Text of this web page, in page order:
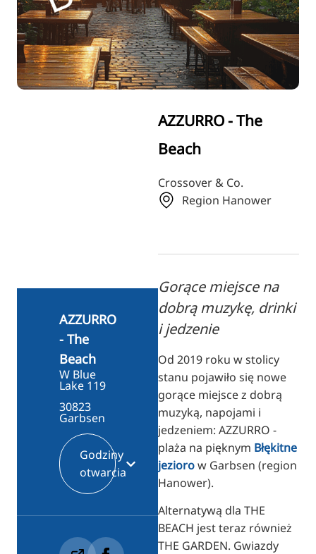
TR
RU
FI
ZH
JA
AZZURRO - The
Beach
Crossover & Co.
Region Hanower
Gorące miejsce na
dobrą muzykę, drinki
i jedzenie
Od 2019 roku w stolicy
stanu pojawiło się nowe
gorące miejsce z dobrą
muzyką, napojami i
jedzeniem: AZZURRO -
plaża na pięknym Błękitne
jeziorow Garbsen (region
Hanower).
Alternatywą dla THE
BEACH jest teraz również
THE GARDEN. Gwiazdy
AZZURRO
- The
Beach
W Blue
Lake 119
30823
Garbsen
Godziny
otwarcia